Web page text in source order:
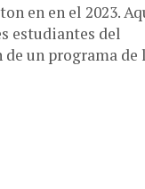
en en el 2023.
estudiantes del
un programa de